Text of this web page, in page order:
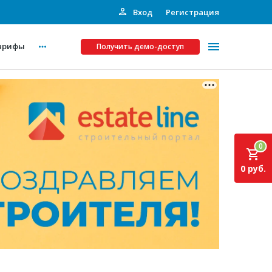
Вход Регистрация
Получить демо-доступ
Платные услуги
Рекламодателям
Инвестпроекты
Подписка на Базу
0
0 руб.